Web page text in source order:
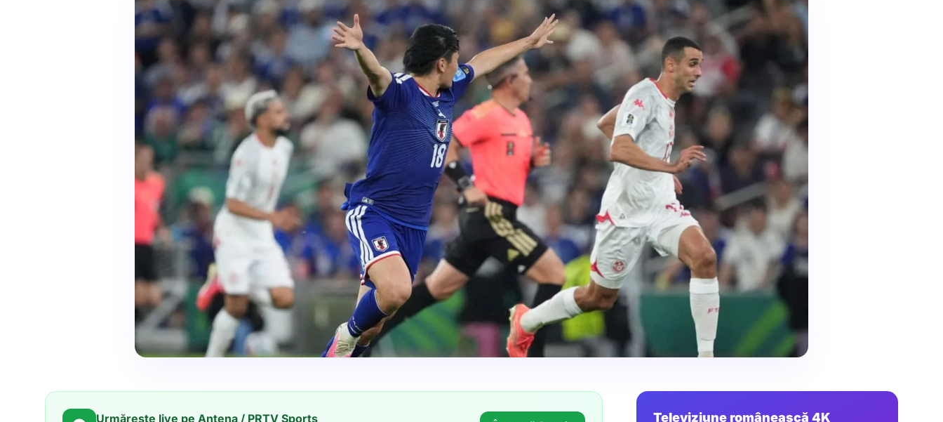
Urmărește live pe Antena / PRTV Sports Televiziune românească 4K